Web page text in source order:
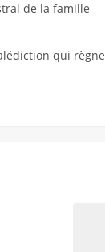
de la famille
qui règne